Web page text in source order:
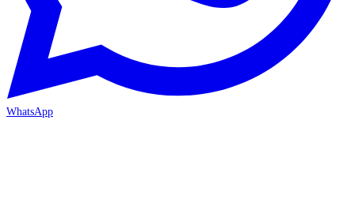
WhatsApp